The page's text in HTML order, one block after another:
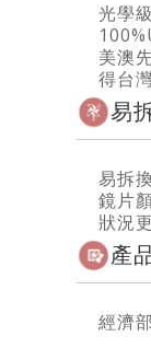
光學
美澳
得台
易
易拆
鏡片
狀況
產
經濟